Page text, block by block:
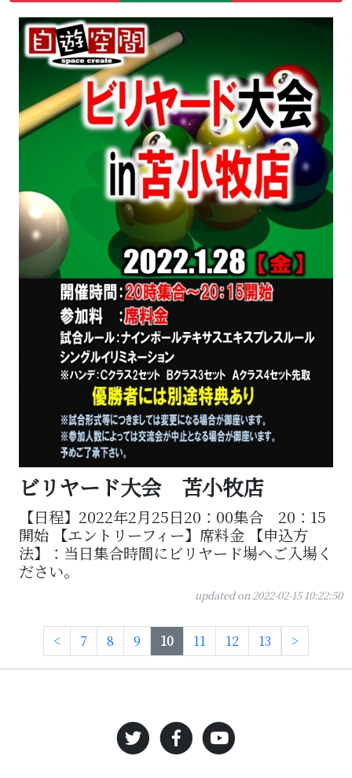
ビリヤード大会 苫小牧店
【日程】2022年2月25日20：00集合 20：15
開始 【エントリーフィー】席料金 【申込方
法】：当日集合時間にビリヤード場へご入場く
ださい。
updated on 2022-02-15 10:22:50
< 7 8 9 10 11 12 13 >